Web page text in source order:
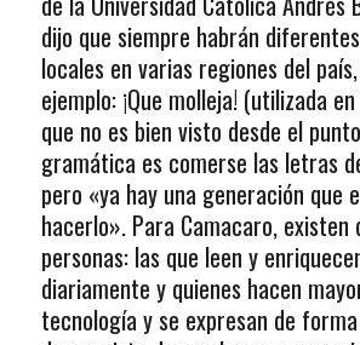
dijo que siempre habrán
locales en varias regiones del
ejemplo: ¡Que molleja! (utilizada
que no es bien visto desde el
gramática es comerse las letras
pero «ya hay una generación que
hacerlo». Para Camacaro, existen
personas: las que leen y
diariamente y quienes hacen
tecnología y se expresan de